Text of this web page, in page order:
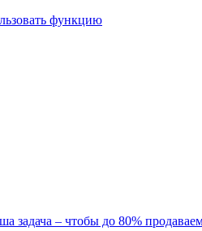
задача – чтобы до 80%